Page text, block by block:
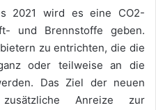
2021 wird es eine CO2-
und Brennstoffe geben.
zu entrichten, die die
oder teilweise an die
Das Ziel der neuen
Anreize zur